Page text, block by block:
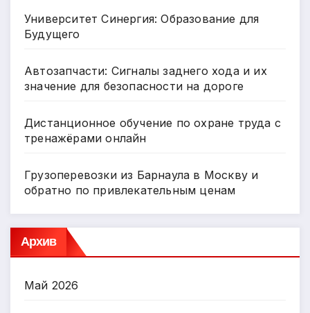
Университет Синергия: Образование для
Будущего
Автозапчасти: Сигналы заднего хода и их
значение для безопасности на дороге
Дистанционное обучение по охране труда с
тренажёрами онлайн
Грузоперевозки из Барнаула в Москву и
обратно по привлекательным ценам
Архив
Май 2026